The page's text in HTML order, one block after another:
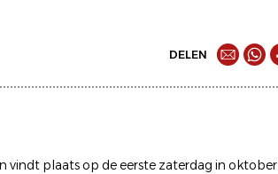
DELEN
vindt plaats op de eerste zaterdag in oktober